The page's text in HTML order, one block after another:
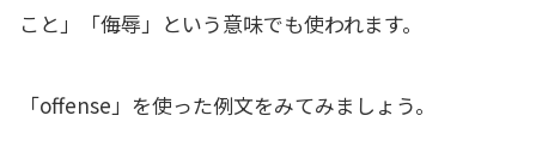
こと」「侮辱」という意味でも使われます。
「offense」を使った例文をみてみましょう。